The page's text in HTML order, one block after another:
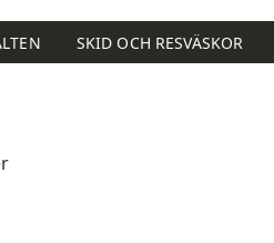
SKID OCH RESVÄSKOR